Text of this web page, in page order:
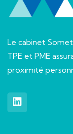
Le cabinet
TPE et PME
proximité